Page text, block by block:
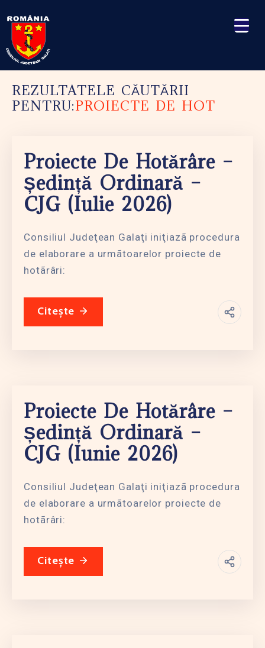
REZULTATELE CĂUTĂRII
PENTRU:PROIECTE DE HOT
Proiecte De Hotărâre –
Ședință Ordinară –
CJG (iulie 2026)
Consiliul Judeţean Galaţi iniţiazã procedura
de elaborare a urmãtoarelor proiecte de
hotãrâri:
Citește
Proiecte De Hotărâre –
Ședință Ordinară –
CJG (iunie 2026)
Consiliul Judeţean Galaţi iniţiazã procedura
de elaborare a urmãtoarelor proiecte de
hotãrâri:
Citește